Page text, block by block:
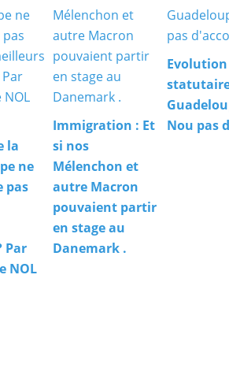
la
ne
pas
Par
NOL
Immigration : Et
si nos
Mélenchon et
autre Macron
pouvaient partir
en stage au
Danemark .
Evolution
Nou pas